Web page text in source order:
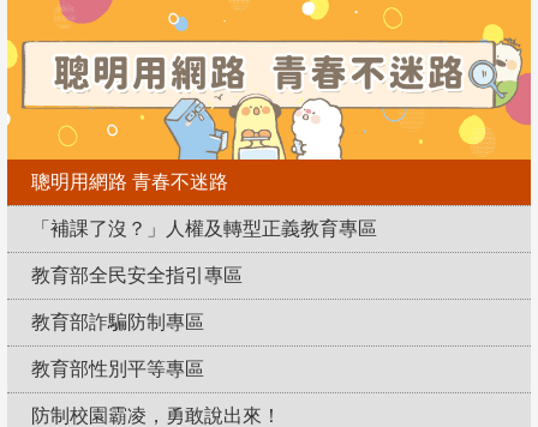
聰明用網路 青春不迷路
「補課了沒？」人權及轉型正義教育專區
教育部全民安全指引專區
教育部詐騙防制專區
教育部性別平等專區
防制校園霸凌，勇敢說出來！